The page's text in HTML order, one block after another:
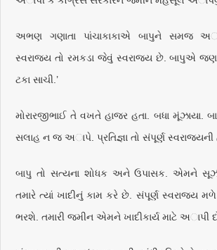
અભણ ગણાતા પાંચાકાકાએ બાપુને સમજ
સ્વરાજ્ય તો રમકડા જેવું સ્વરાજ્ય છે. બાપુએ
ટકા સાચી.’
મોરારજીભાઈ તે વખતે હાજર હતા. બધા મૂંઝાયા.
સલાહ ન જ અાપે. પ્રતિજ્ઞા તો સંપૂર્ણ સ્વરાજ્યની
બાપુ તો સત્યના શોધક અને ઉપાસક. એમને
તમારે ત્યાં ખાદીનું કામ કરે છે. સંપૂર્ણ સ્વરાજ્ય
ભરશે. તમારી જમીન એમને ખાદીકાર્ય માટે અાપી